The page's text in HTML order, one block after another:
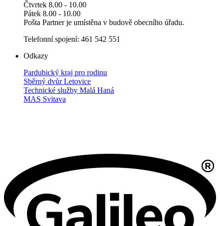
Čtvrtek 8.00 - 10.00
Pátek 8.00 - 10.00
Pošta Partner je umístěna v budově obecního úřadu.
Telefonní spojení: 461 542 551
Odkazy
Pardubický kraj pro rodinu
Sběrný dvůr Letovice
Technické služby Malá Haná
MAS Svitava